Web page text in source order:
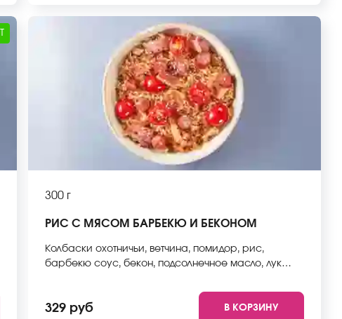
300 г
РИС С МЯСОМ БАРБЕКЮ И БЕКОНОМ
Колбаски охотничьи, ветчина, помидор, рис,
барбекю соус, бекон, подсолнечное масло, лук
капуста, болгарский перец, кунжут. *Внешний вид
блюда может отличаться от фото на сайте.
329 руб В КОРЗИНУ